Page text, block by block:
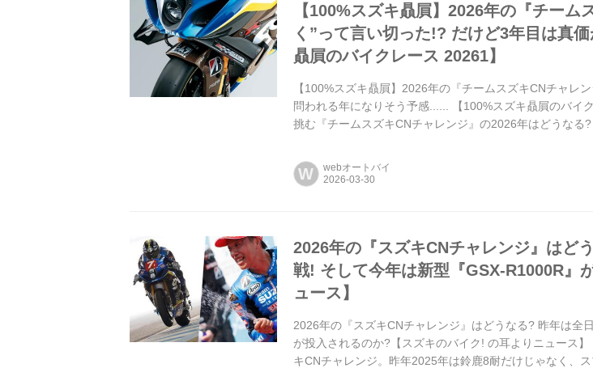
【100%スズキ贔屓】2026年の『チー
く”って言い切った!? だけど3年目は真
贔屓のバイクレース 20261】
【100%スズキ贔屓】2026年の『チームスズキCNチャレ
問われる年になりそう予感...... 【100%スズキ贔屓のバイ
挑む『チームスズキCNチャレンジ』の2026年はどうなる
W webオートバイ
2026年の『スズキCNチャレンジ』はど
戦! そして今年は新型『GSX-R1000R』
ュース】
2026年の『スズキCNチャレンジ』はどうなる? 昨年は全
が投入されるのか?【スズキのバイク! の耳よりニュース
キCNチャレンジ。昨年2025年は鈴鹿8耐だけじゃなく、